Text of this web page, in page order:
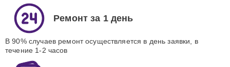
Ремонт за 1 день
В 90% случаев ремонт осуществляется в день заявки, в
течение 1-2 часов